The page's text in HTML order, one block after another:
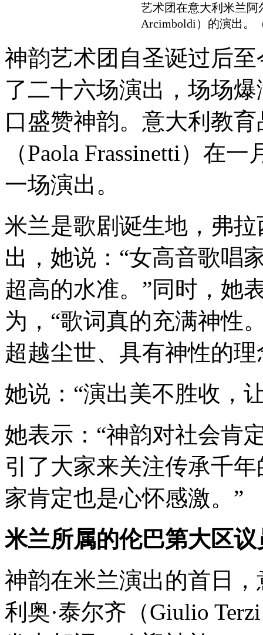
艺术团在意大利米兰阿
Arcimboldi）的演出。
神韵艺术团自圣诞过后
了二十六场演出，场场
口盛赞神韵。意大利教
（Paola Frassinetti）在
一场演出。
米兰是歌剧诞生地，弗
出，她说：“女高音歌唱
超高的水准。”同时，她
为，“歌词真的充满神性
超越尘世、具有神性的
她说：“演出美不胜收，
她表示：“神韵对社会肯
引了大家来关注传承千
家肯定也是心怀感激。”
米兰所属的伦巴第大区
神韵在米兰演出的首日
利奥·泰尔齐（Giulio